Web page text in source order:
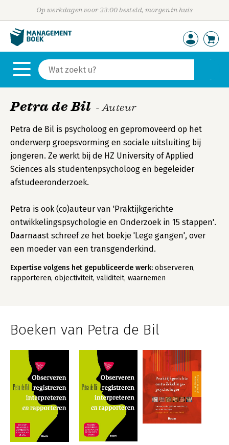
Op werkdagen voor 23:00 besteld, morgen in huis
Petra de Bil - Auteur
Petra de Bil is psycholoog en gepromoveerd op het
onderwerp groepsvorming en sociale uitsluiting bij
jongeren. Ze werkt bij de HZ University of Applied
Sciences als studentenpsycholoog en begeleider
afstudeeronderzoek.
Petra is ook (co)auteur van 'Praktijkgerichte
ontwikkelingspsychologie en Onderzoek in 15 stappen'.
Daarnaast schreef ze het boekje 'Lege gangen', over
een moeder van een transgenderkind.
Expertise volgens het gepubliceerde werk: observeren,
rapporteren, objectiviteit, validiteit, waarnemen
Boeken van Petra de Bil